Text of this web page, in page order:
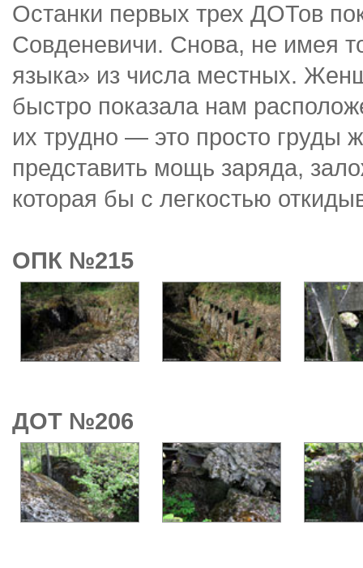
Останки первых трех ДОТов
Совденевичи. Снова, не имея
языка» из числа местных.
быстро показала нам
их трудно — это просто груды
представить мощь заряда,
которая бы с легкостью
ОПК №215
ДОТ №206